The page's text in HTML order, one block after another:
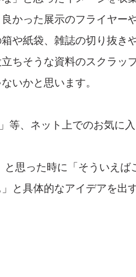
かった展示のフライヤー
や紙袋、雑誌の切り抜き
ちそうな資料のスクラッ
いかと思います。
、ネット上でのお気に
思った時に「そういえば
と具体的なアイデアを出